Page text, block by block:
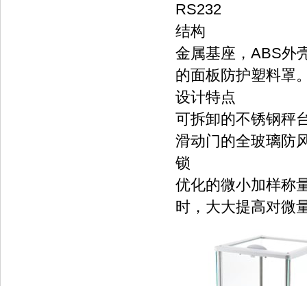
RS232
结构
金属基座，ABS外
的面板防护塑料罩
设计特点
可拆卸的不锈钢秤
滑动门的全玻璃防
锁
优化的微小加样称
时，大大提高对微